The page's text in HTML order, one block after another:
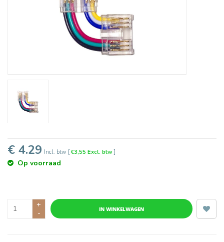
€ 4.29 Incl. btw [€3,55 Excl. btw]
Op voorraad
+
-
IN WINKELWAGEN